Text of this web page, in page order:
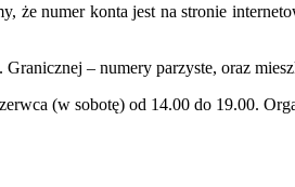
że numer konta jest na stronie
– numery parzyste, oraz
(w sobotę) od 14.00 do 19.00.